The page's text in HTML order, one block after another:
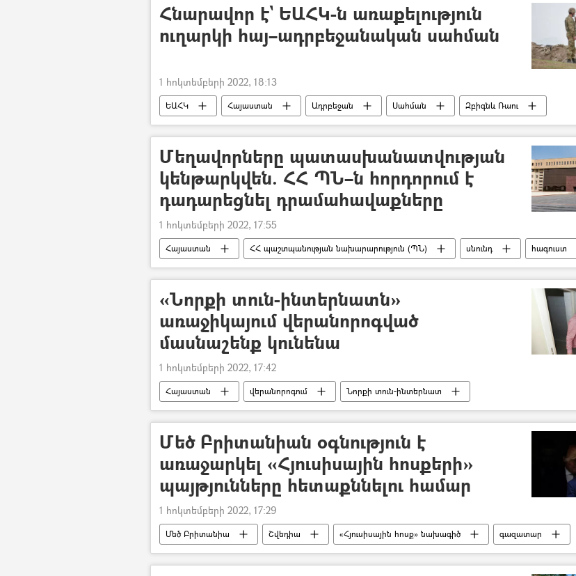
Հնարավոր է` ԵԱՀԿ-ն առաքելություն
ուղարկի հայ–ադրբեջանական սահման
1 հոկտեմբերի 2022, 18:13
ԵԱՀԿ Հայաստան Ադրբեջան Սահման Զբիգնև Ռաու
Մեղավորները պատասխանատվության
կենթարկվեն. ՀՀ ՊՆ–ն հորդորում է
դադարեցնել դրամահավաքները
1 հոկտեմբերի 2022, 17:55
Հայաստան ՀՀ պաշտպանության նախարարություն (ՊՆ) սնունդ
հագուստ
դրամահավաք
«Նորքի տուն-ինտերնատն»
առաջիկայում վերանորոգված
մասնաշենք կունենա
1 հոկտեմբերի 2022, 17:42
Հայաստան վերանորոգում Նորքի տուն-ինտերնատ
Մեծ Բրիտանիան օգնություն է
առաջարկել «Հյուսիսային հոսքերի»
պայթյունները հետաքննելու համար
1 հոկտեմբերի 2022, 17:29
Մեծ Բրիտանիա Շվեդիա «Հյուսիսային հոսք» նախագիծ գազատար